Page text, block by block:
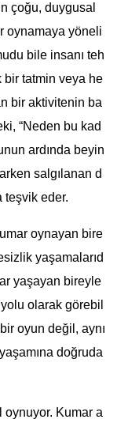
çoğu, duygusal
oynamaya yöneli
bile insanı teh
bir tatmin veya he
bir aktivitenin ba
“Neden bu kad
ardında beyin
salgılanan d
teşvik eder.
oynayan bire
yaşamalarıd
yaşayan bireyle
olarak görebil
oyun değil, aynı
doğruda
Kumar a